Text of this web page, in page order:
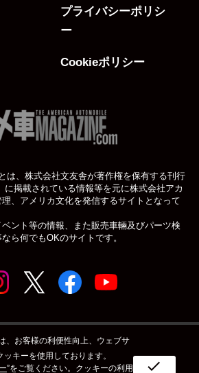
プライバシーポリシ
ー
Cookieポリシー
は、株式会社文友舎が著作権を保有する刊行
に掲載されている情報等を元に株式会社アカ
、アメリカ文化を発信するサイトとなって
ント等の情報、また販売車輛及びパーツ検
ら何でもOKのサイトです。
ジン アメ車マガジン公式WEBサイト
、お客様の利便性向上、ウェブサ
キーを使用しております。
”をご覧ください。クッキーの利用 check